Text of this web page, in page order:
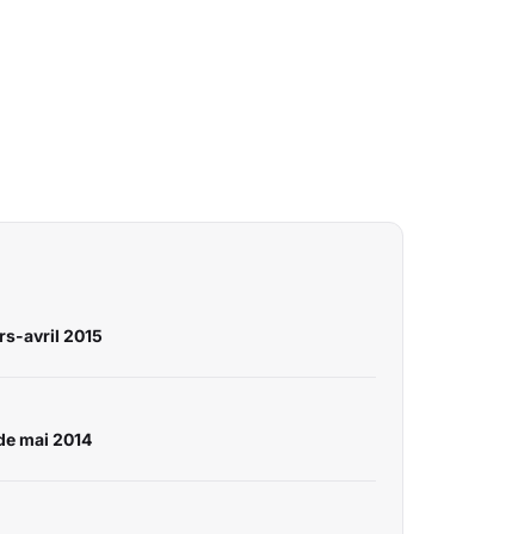
avril 2015
mai 2014